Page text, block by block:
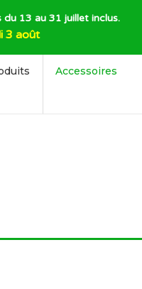
Accessoires
13 au 31 juillet inclus.
3 août